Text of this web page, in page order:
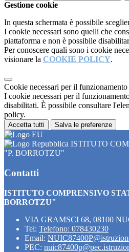
Gestione cookie
In questa schermata è possibile
I cookie necessari sono quelli che
piattaforma e non è possibile
Per conoscere quali sono i cookie
visionare la COOKIE POLICY.
Cookie necessari per il funzionamento
I cookie necessari per il
disabilitati. È possibile consultare
policy.
Accetta tutti Salva le preferenze
ISTITUTO
"P. BORROTZU"
Contatti
ISTITUTO COMPRENSIVO
BORROTZU"
VIA GRAMSCI 68, 08100
Tel: Telefono: 078430230
Email:
PEC: